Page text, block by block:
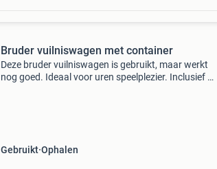
Bruder vuilniswagen met container
Deze bruder vuilniswagen is gebruikt, maar werkt
nog goed. Ideaal voor uren speelplezier. Inclusief 1
Gebruikt Ophalen